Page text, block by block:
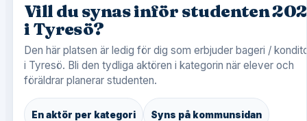
Vill du synas inför studenten
i Tyresö?
Den här platsen är ledig för dig som erbjuder bageri /
i Tyresö. Bli den tydliga aktören i kategorin när elever och
föräldrar planerar studenten.
En aktör per kategori Syns på kommunsidan